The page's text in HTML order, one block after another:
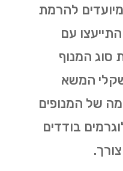
להרמת
עם
סוג המנוף
המשא
של המנופים
בודדים